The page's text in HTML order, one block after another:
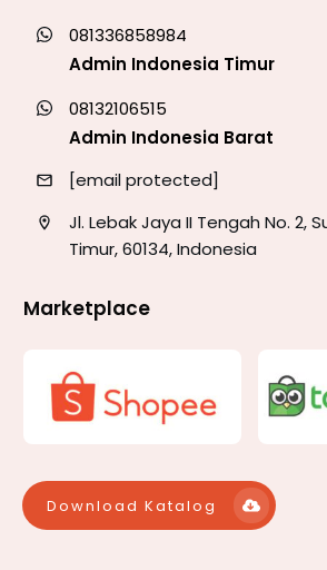
081336858984
Admin Indonesia Timur
08132106515
Admin Indonesia Barat
[email protected]
Jl. Lebak Jaya II Tengah No. 2,
Timur, 60134, Indonesia
Marketplace
Download Katalog